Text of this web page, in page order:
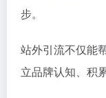
步。
站外引流不仅能
立品牌认知、积